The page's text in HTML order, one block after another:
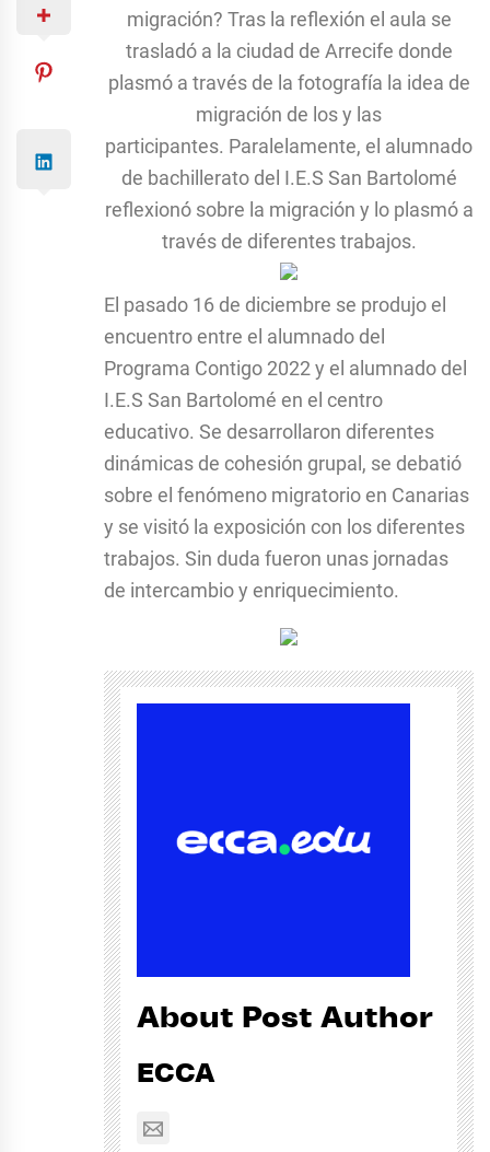
migración? Tras la reflexión el aula se
trasladó a la ciudad de Arrecife donde
plasmó a través de la fotografía la idea de
migración de los y las
participantes. Paralelamente, el alumnado
de bachillerato del I.E.S San Bartolomé
reflexionó sobre la migración y lo plasmó a
través de diferentes trabajos.
El pasado 16 de diciembre se produjo el
encuentro entre el alumnado del
Programa Contigo 2022 y el alumnado del
I.E.S San Bartolomé en el centro
educativo. Se desarrollaron diferentes
dinámicas de cohesión grupal, se debatió
sobre el fenómeno migratorio en Canarias
y se visitó la exposición con los diferentes
trabajos. Sin duda fueron unas jornadas
de intercambio y enriquecimiento.
About Post Author
ECCA